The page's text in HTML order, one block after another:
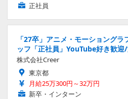
正社員
「27卒」アニメ・モーショング
ッフ「正社員」YouTube好き歓迎
株式会社Creer
東京都
月給25万300円～32万円
新卒・インターン